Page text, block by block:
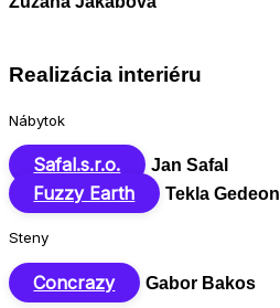
Realizácia interiéru
Nábytok
Safal.s.r.o. Jan Safal
Fuzzy Earth Tekla Gedeon
Steny
Concrazy Gabor Bakos